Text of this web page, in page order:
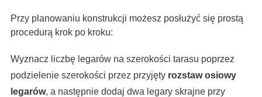
Przy planowaniu konstrukcji możesz posłużyć się prostą
procedurą krok po kroku:
Wyznacz liczbę legarów na szerokości tarasu poprzez
podzielenie szerokości przez przyjęty rozstaw osiowy
legarów, a następnie dodaj dwa legary skrajne przy